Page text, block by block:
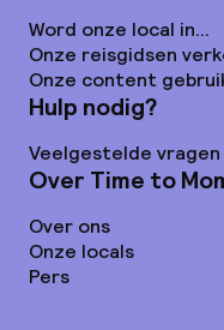
Word onze local in...
Onze reisgidsen
Onze content
Hulp nodig?
Veelgestelde vragen
Over Time to
Over ons
Onze locals
Pers